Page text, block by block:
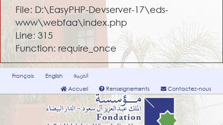
File: D:\EasyPHP-Devserver-17\eds-
www\webfaa\index.php
Line: 315
Function: require_once
Français English
العربية
Accueil
Renseignements Contactez-nous